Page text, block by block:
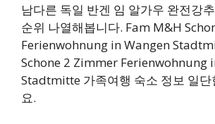
남다른 독일 반겐 임 알가우 완전강
순위 나열해봅니다. Fam M&H
Ferienwohnung in Wangen
Schone 2 Zimmer Ferienwohnung
Stadtmitte 가족여행 숙소 정보 일단
요.